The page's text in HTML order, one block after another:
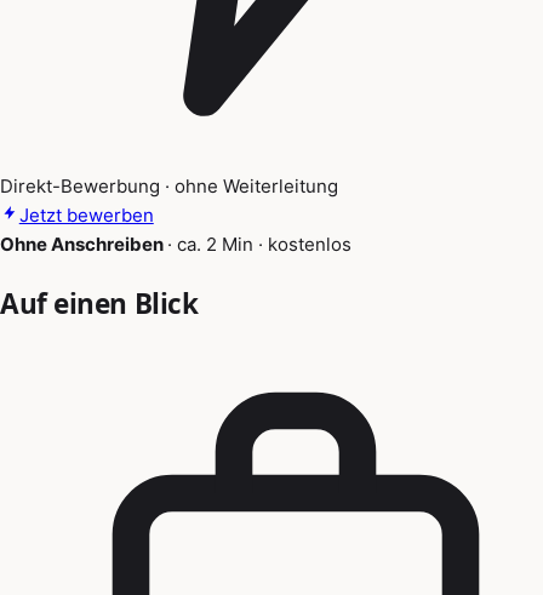
Direkt-Bewerbung · ohne Weiterleitung
Jetzt bewerben
Ohne Anschreiben · ca. 2 Min · kostenlos
Auf einen Blick